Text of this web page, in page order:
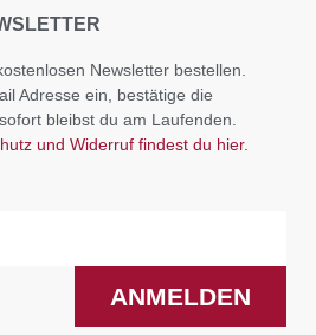
Newsletter bestellen.
Adresse ein, bestätige die
bleibst du am Laufenden.
und Widerruf findest du hier.
ANMELDEN